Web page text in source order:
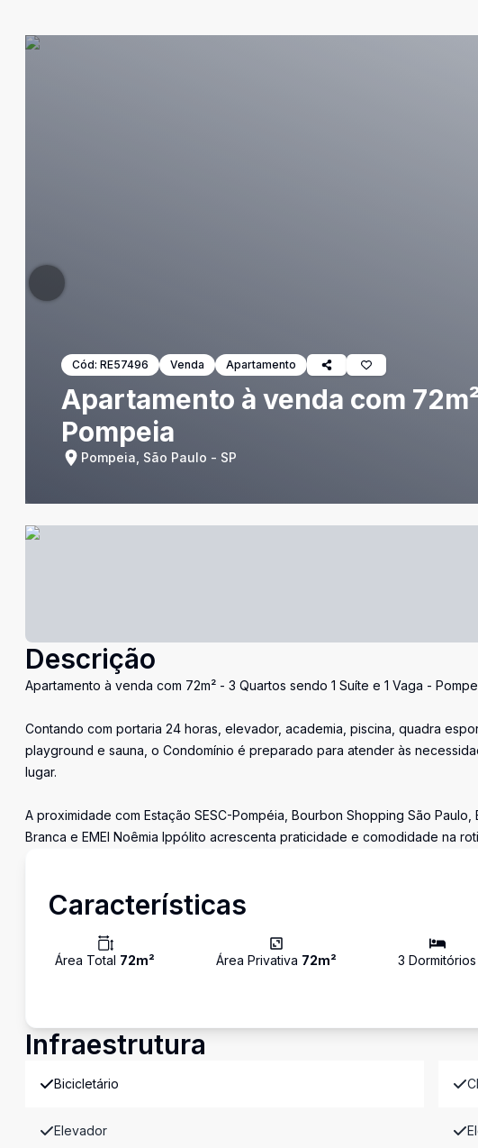
Cód: RE57496 Venda Apartamento
Apartamento à venda com
Pompeia
Pompeia, São Paulo - SP
Descrição
Apartamento à venda com 72m² - 3 Quartos sendo 1 Suíte e 1 Vaga -
Contando com portaria 24 horas, elevador, academia, piscina, quadra
playground e sauna, o Condomínio é preparado para atender às
lugar.
A proximidade com Estação SESC-Pompéia, Bourbon Shopping São
Branca e EMEI Noêmia Ippólito acrescenta praticidade e comodidade na
Características
Área Total 72m² Área Privativa 72m² 3 Dormitórios
Infraestrutura
Bicicletário
Elevador